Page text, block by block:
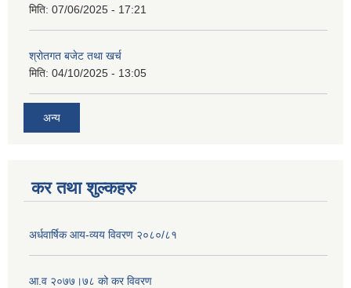
मिति: 07/06/2025 - 17:21
श्रोतगत बजेट तथा खर्च
मिति: 04/10/2025 - 13:05
अन्य
कर तथा शुल्कहरु
अर्धवार्षिक आय-व्यय विवरण २०८०/८१
आ.व २०७७।७८ को कर विवरण